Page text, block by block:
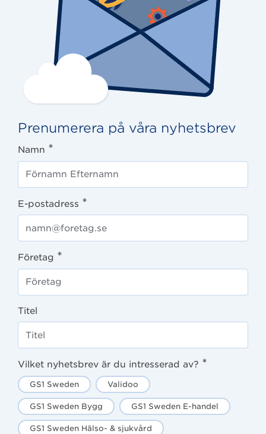
Prenumerera på våra nyhetsbrev
Namn *
E-postadress *
Företag *
Titel
Vilket nyhetsbrev är du intresserad av? *
GS1 Sweden Validoo
GS1 Sweden Bygg GS1 Sweden E-handel
GS1 Sweden Hälso- & sjukvård